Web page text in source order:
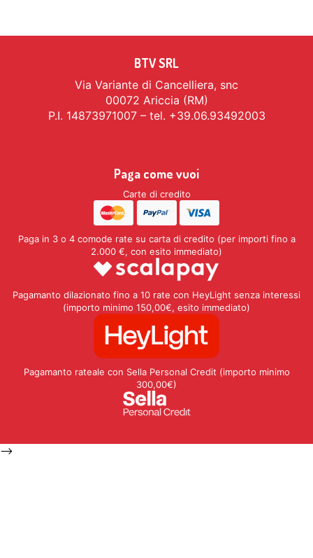
BTV SRL
Via Variante di Cancelliera, snc
00072 Ariccia (RM)
P.I. 14873971007 – tel. +39.06.93492003
Paga come vuoi
Carte di credito
Paga in 3 o 4 comode rate su carta di credito (per importi fino a
2.000 €, con esito immediato)
Pagamanto dilazionato fino a 10 rate con HeyLight senza interessi
(importo minimo 150,00€, esito immediato)
Pagamanto rateale con Sella Personal Credit (importo minimo
300,00€)
-->